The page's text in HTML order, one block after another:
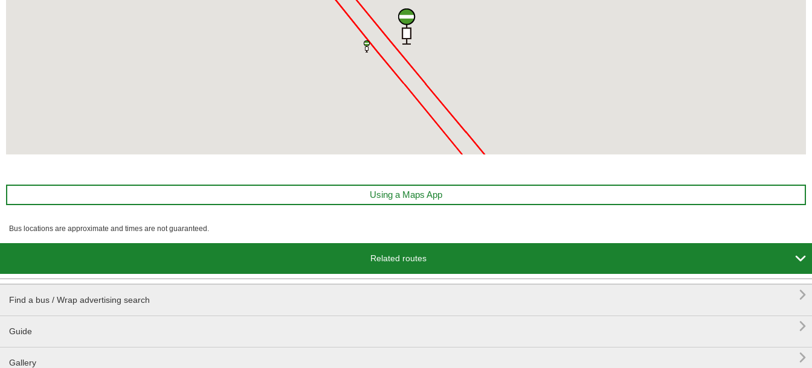
Using a Maps App
Bus locations are approximate and times are not guaranteed.
Related routes 
Find a bus / Wrap advertising search 
Guide 
Gallery 